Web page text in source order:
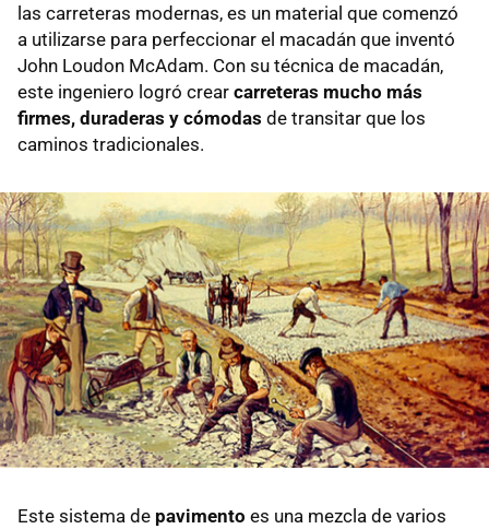
las carreteras modernas, es un material que comenzó
a utilizarse para perfeccionar el macadán que inventó
John Loudon McAdam. Con su técnica de macadán,
este ingeniero logró crear carreteras mucho más
firmes, duraderas y cómodas de transitar que los
caminos tradicionales.
Este sistema de pavimento es una mezcla de varios